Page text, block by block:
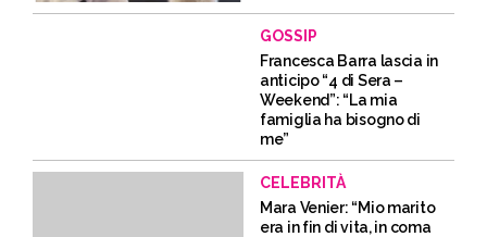
GOSSIP
Francesca Barra lascia in
anticipo “4 di Sera –
Weekend”: “La mia
famiglia ha bisogno di
me”
CELEBRITÀ
Mara Venier: “Mio marito
era in fin di vita, in coma